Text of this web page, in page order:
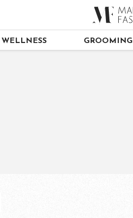
WELLNESS GROOMING